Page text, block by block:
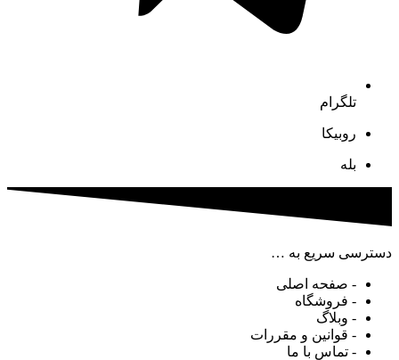
تلگرام
روبیکا
بله
دسترسی سریع به …
- صفحه اصلی
- فروشگاه
- وبلاگ
- قوانین و مقررات
- تماس با ما